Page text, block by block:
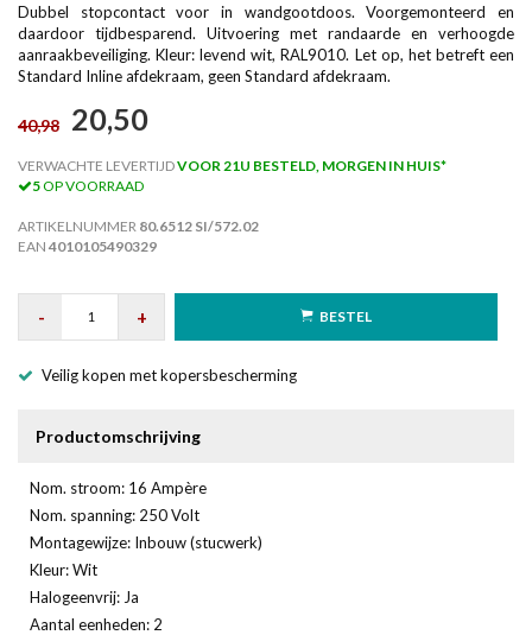
Dubbel stopcontact voor in wandgootdoos. Voorgemonteerd en
daardoor tijdbesparend. Uitvoering met randaarde en verhoogde
aanraakbeveiliging. Kleur: levend wit, RAL9010. Let op, het betreft een
Standard Inline afdekraam, geen Standard afdekraam.
40,98 20,50
VERWACHTE LEVERTIJDVOOR 21U BESTELD, MORGEN IN HUIS*
5OP VOORRAAD
ARTIKELNUMMER 80.6512 SI/572.02
EAN 4010105490329
- + BESTEL
Veilig kopen met kopersbescherming
Productomschrijving
Nom. stroom: 16 Ampère
Nom. spanning: 250 Volt
Montagewijze: Inbouw (stucwerk)
Kleur: Wit
Halogeenvrij: Ja
Aantal eenheden: 2